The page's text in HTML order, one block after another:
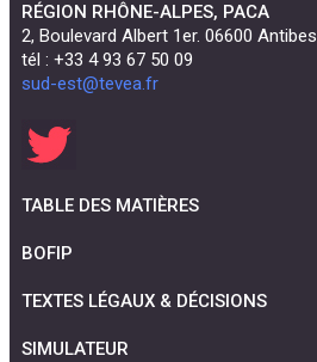
RÉGION RHÔNE-ALPES, PACA
2, Boulevard Albert 1er. 06600 Antibes
tél : +33 4 93 67 50 09
sud-est@tevea.fr
TABLE DES MATIÈRES
BOFIP
TEXTES LÉGAUX & DÉCISIONS
SIMULATEUR